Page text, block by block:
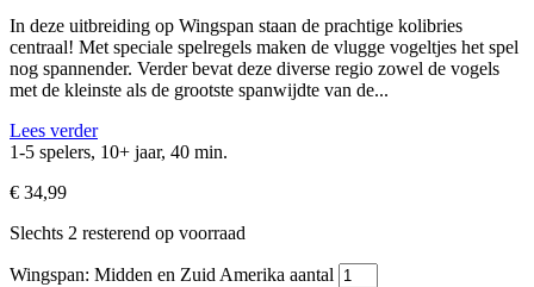
In deze uitbreiding op Wingspan staan de prachtige kolibries
centraal! Met speciale spelregels maken de vlugge vogeltjes het spel
nog spannender. Verder bevat deze diverse regio zowel de vogels
met de kleinste als de grootste spanwijdte van de...
Lees verder
1-5 spelers, 10+ jaar, 40 min.
€ 34,99
Slechts 2 resterend op voorraad
Wingspan: Midden en Zuid Amerika aantal